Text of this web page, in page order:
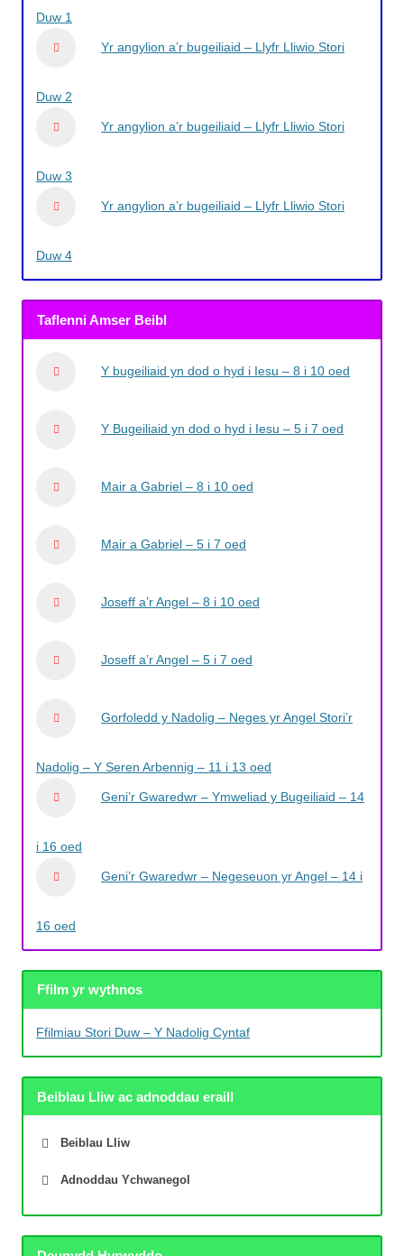
Duw 1
Yr angylion a’r bugeiliaid – Llyfr Lliwio Stori
Duw 2
Yr angylion a’r bugeiliaid – Llyfr Lliwio Stori
Duw 3
Yr angylion a’r bugeiliaid – Llyfr Lliwio Stori
Duw 4
Taflenni Amser Beibl
Y bugeiliaid yn dod o hyd i Iesu – 8 i 10 oed
Y Bugeiliaid yn dod o hyd i Iesu – 5 i 7 oed
Mair a Gabriel – 8 i 10 oed
Mair a Gabriel – 5 i 7 oed
Joseff a’r Angel – 8 i 10 oed
Joseff a’r Angel – 5 i 7 oed
Gorfoledd y Nadolig – Neges yr Angel Stori’r
Nadolig – Y Seren Arbennig – 11 i 13 oed
Geni’r Gwaredwr – Ymweliad y Bugeiliaid – 14
i 16 oed
Geni’r Gwaredwr – Negeseuon yr Angel – 14 i
16 oed
Ffilm yr wythnos
Ffilmiau Stori Duw – Y Nadolig Cyntaf
Beiblau Lliw ac adnoddau eraill
Beiblau Lliw
Adnoddau Ychwanegol